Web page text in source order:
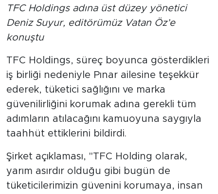
TFC Holdings adına üst düzey yönetici
Deniz Suyur, editörümüz Vatan Öz’e
konuştu
TFC Holdings, süreç boyunca gösterdikleri
iş birliği nedeniyle Pınar ailesine teşekkür
ederek, tüketici sağlığını ve marka
güvenilirliğini korumak adına gerekli tüm
adımların atılacağını kamuoyuna saygıyla
taahhüt ettiklerini bildirdi.
Şirket açıklaması, "TFC Holding olarak,
yarım asırdır olduğu gibi bugün de
tüketicilerimizin güvenini korumaya, insan